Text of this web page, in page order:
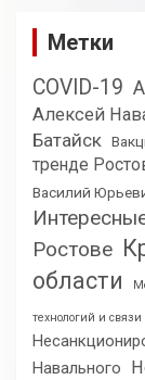
Метки
COVID-19
Алексей
Батайск
тренде
Василий
Ростове
области
технологий и связи
Навального